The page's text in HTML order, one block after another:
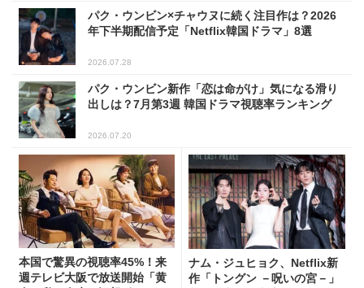
パク・ウンビン×チャウヌに続く注目作は？2026
年下半期配信予定「Netflix韓国ドラマ」8選
2026.07.28
パク・ウンビン新作「恋は命がけ」気になる滑り
出しは？7月第3週 韓国ドラマ視聴率ランキング
2026.07.20
本国で驚異の視聴率45%！来
週テレビ大阪で放送開始「黄
ナム・ジュヒョク、Netflix新
作「トングン －呪いの宮－」